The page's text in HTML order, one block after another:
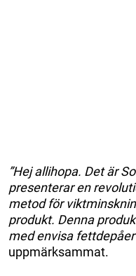
”Hej allihopa. Det är
presenterar en
metod för
produkt. Denna
med envisa
uppmärksammat.